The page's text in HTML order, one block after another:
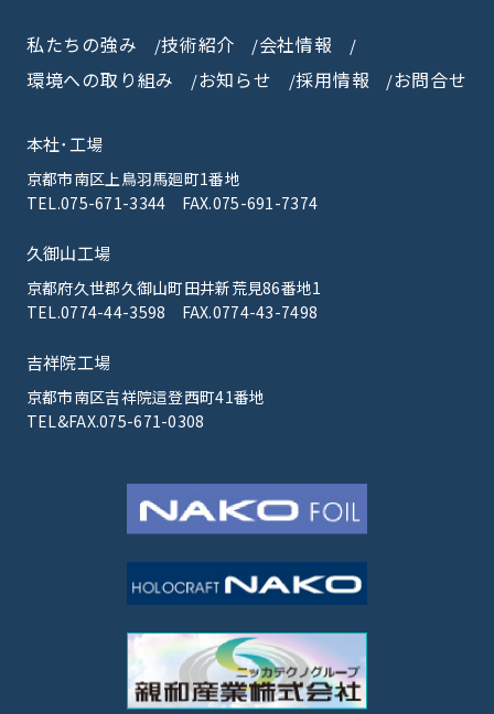
私たちの強み 技術紹介
会社情報
環境への取り組み
お知らせ 採用情報 お問合せ
本社･工場
京都市南区上鳥羽馬廻町1番地
TEL.075-671-3344 FAX.075-691-7374
久御山工場
京都府久世郡久御山町田井新荒見86番地1
TEL.0774-44-3598 FAX.0774-43-7498
吉祥院工場
京都市南区吉祥院這登西町41番地
TEL&FAX.075-671-0308